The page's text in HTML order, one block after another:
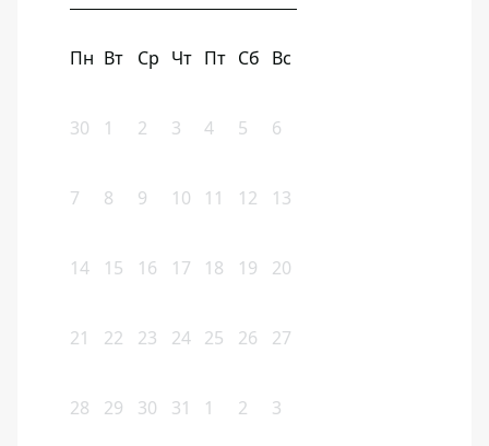
Пн Вт Ср Чт Пт Сб Вс
30 1 2 3 4 5 6
7 8 9 10 11 12 13
14 15 16 17 18 19 20
21 22 23 24 25 26 27
28 29 30 31 1 2 3